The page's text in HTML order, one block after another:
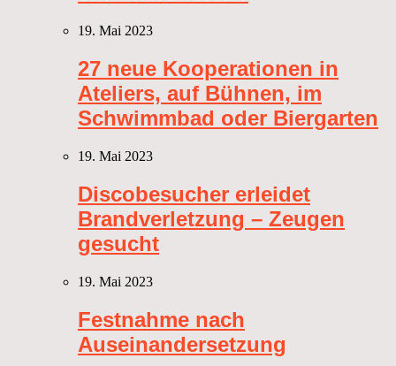
19. Mai 2023
27 neue Kooperationen in
Ateliers, auf Bühnen, im
Schwimmbad oder Biergarten
19. Mai 2023
Discobesucher erleidet
Brandverletzung – Zeugen
gesucht
19. Mai 2023
Festnahme nach
Auseinandersetzung